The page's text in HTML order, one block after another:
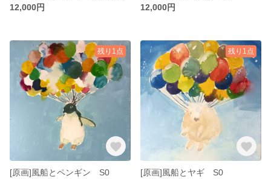
12,000円
12,000円
残り1点
[原画]風船とペンギン S0
残り1点
[原画]風船とヤギ S0